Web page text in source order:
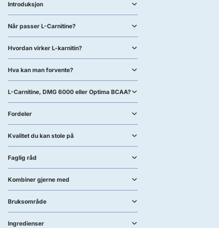
Introduksjon
Når passer L-Carnitine?
Hvordan virker L-karnitin?
Hva kan man forvente?
L-Carnitine, DMG 6000 eller Optima BCAA?
Fordeler
Kvalitet du kan stole på
Faglig råd
Kombiner gjerne med
Bruksområde
Ingredienser